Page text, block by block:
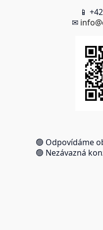
📱
✉
🟢 Odpovídáme
🟢 Nezávazná